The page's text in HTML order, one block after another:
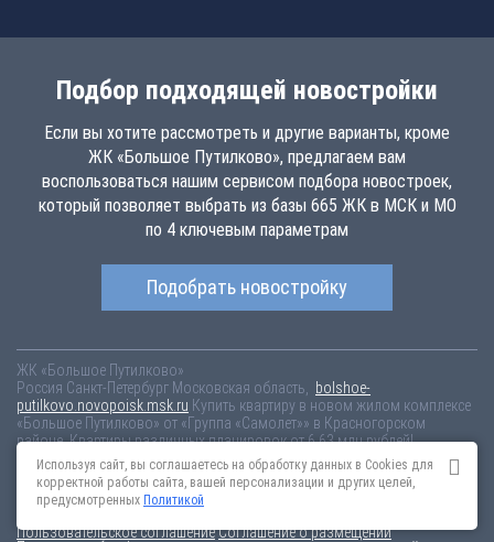
Подбор подходящей новостройки
Если вы хотите рассмотреть и другие варианты, кроме
ЖК «Большое Путилково», предлагаем вам
воспользоваться нашим сервисом подбора новостроек,
который позволяет выбрать из базы 665 ЖК в МСК и МО
по 4 ключевым параметрам
Подобрать новостройку
ЖК «Большое Путилково»
Россия Санкт-Петербург Московская область,
bolshoe-
putilkovo.novopoisk.msk.ru Купить квартиру в новом жилом комплексе
«Большое Путилково» от «Группа «Самолет»» в Красногорском
районе. Квартиры различных планировок от 6.63 млн рублей!
Новостройки Санкт-ПетербургаНовостройки Москвы
Информация на сайте взята из открытых источников, не является
Пользовательское соглашениеСоглашение о размещении
Используя сайт, вы соглашаетесь на обработку данных в Cookies для
корректной работы сайта, вашей персонализации и других целей,
предусмотренных Политикой